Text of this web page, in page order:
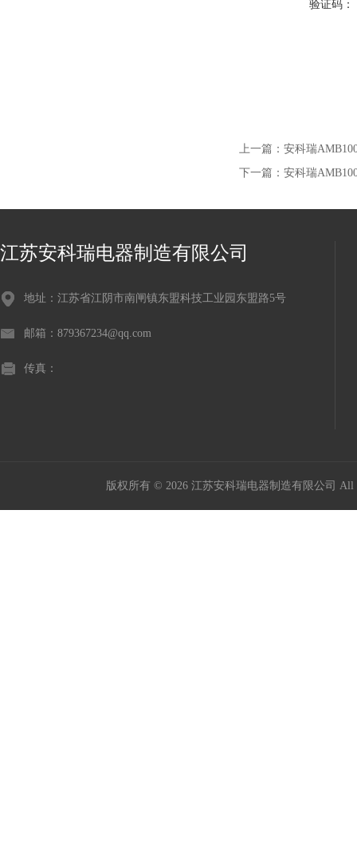
验证码：
上一篇： 安科瑞
下一篇： 安科瑞
江苏安科瑞电器制造有限公司
地址：江苏省江阴市南闸镇东盟科技工业园东盟路5号
邮箱：879367234@qq.com
传真：
版权所有 © 2026 江苏安科瑞电器制造有限公司